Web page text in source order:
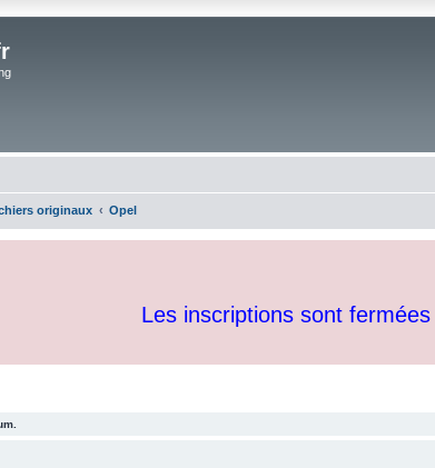
originaux Opel
Les inscriptions sont fermées